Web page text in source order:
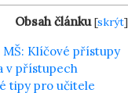
Obsah článku [skrýt]
MŠ: Klíčové přístupy
v přístupech
tipy pro učitele